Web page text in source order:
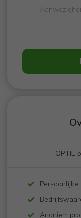
OPTIE
Persoonlijke
Anoniem